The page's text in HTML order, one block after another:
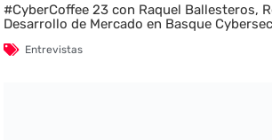
#CyberCoffee 23 con Raquel Ballesteros,
Desarrollo de Mercado en Basque
Entrevistas